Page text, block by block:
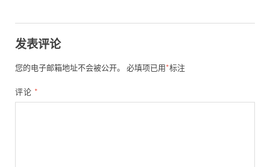
发表评论
您的电子邮箱地址不会被公开。 必填项已用 *标注
评论 *